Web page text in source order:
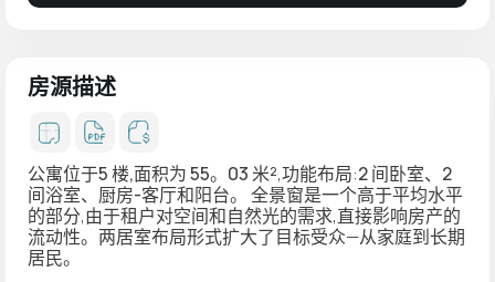
房源描述
公寓位于5 楼,面积为 55。03 米²,功能布局:2 间卧室、2
间浴室、厨房-客厅和阳台。 全景窗是一个高于平均水平
的部分,由于租户对空间和自然光的需求,直接影响房产的
流动性。两居室布局形式扩大了目标受众—从家庭到长期
居民。